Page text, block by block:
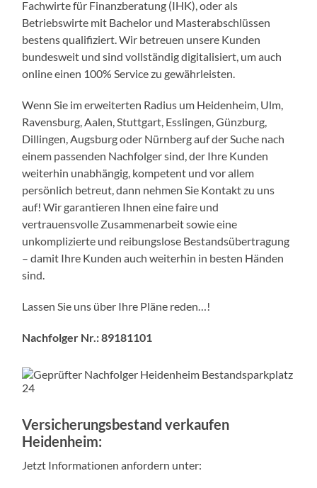
Wenn Sie im erweiterten Radius um Heidenheim, Ulm,
Ravensburg, Aalen, Stuttgart, Esslingen, Günzburg,
Dillingen, Augsburg oder Nürnberg auf der Suche nach
einem passenden Nachfolger sind, der Ihre Kunden
persönlich betreut, dann nehmen Sie Kontakt zu uns
auf! Wir garantieren Ihnen eine faire und
vertrauensvolle Zusammenarbeit sowie eine
unkomplizierte und reibungslose Bestandsübertragung
– damit Ihre Kunden auch weiterhin in besten Händen
sind.
Lassen Sie uns über Ihre Pläne reden…!
Nachfolger Nr.: 89181101
Versicherungsbestand verkaufen
Jetzt Informationen anfordern unter:
Weitere Nachfolger, die Ihren Versicherungsbestand